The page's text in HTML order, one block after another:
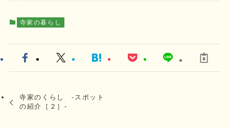
寺家の暮らし
寺家のくらし ‐スポット
の紹介［２］‐